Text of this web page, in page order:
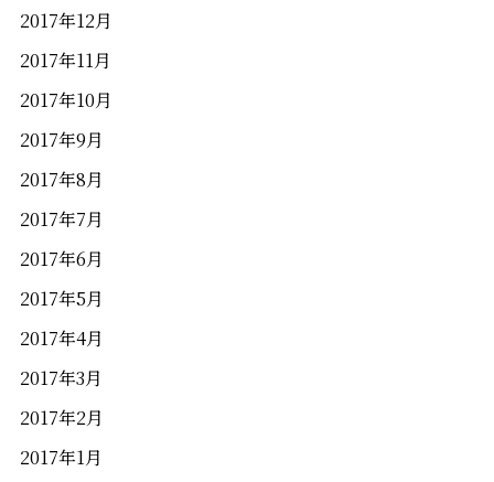
2017年12月
2017年11月
2017年10月
2017年9月
2017年8月
2017年7月
2017年6月
2017年5月
2017年4月
2017年3月
2017年2月
2017年1月